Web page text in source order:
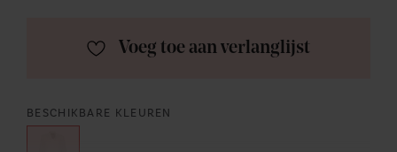
BESCHIKBARE KLEUREN
Voeg toe aan verlanglijst